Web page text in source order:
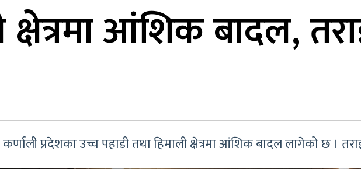
क्षेत्रमा आंशिक बादल,
प्रदेशका उच्च पहाडी तथा हिमाली क्षेत्रमा आंशिक बादल लागेको छ ।